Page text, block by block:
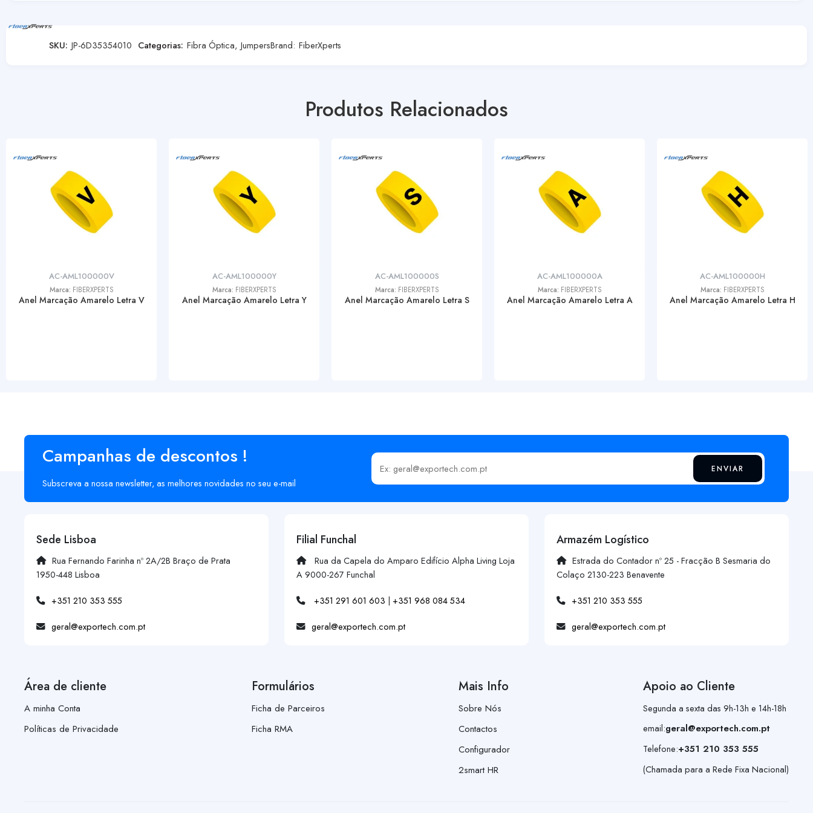
SKU: JP-6D35354010 Categorias: Fibra Óptica, JumpersBrand: FiberXperts
Produtos Relacionados
AC-AML100000V
Marca: FIBERXPERTS
Anel Marcação Amarelo Letra V
AC-AML100000Y
Marca: FIBERXPERTS
Anel Marcação Amarelo Letra Y
AC-AML100000S
Marca: FIBERXPERTS
Anel Marcação Amarelo Letra S
AC-AML100000A
Marca: FIBERXPERTS
Anel Marcação Amarelo Letra A
AC-AML100000H
Marca: FIBERXPERTS
Anel Marcação Amarelo Letra H
Campanhas de descontos !
Subscreva a nossa newsletter, as melhores novidades no seu e-mail
Insira o seu email ENVIAR
Sede Lisboa
Rua Fernando Farinha nº 2A/2B Braço de Prata
1950-448 Lisboa
+351 210 353 555
geral@exportech.com.pt
Filial Funchal
Rua da Capela do Amparo Edifício Alpha Living Loja
A 9000-267 Funchal
+351 291 601 603 | +351 968 084 534
geral@exportech.com.pt
Armazém Logístico
Estrada do Contador nº 25 - Fracção B Sesmaria do
Colaço 2130-223 Benavente
+351 210 353 555
geral@exportech.com.pt
Área de cliente
A minha Conta
Políticas de Privacidade
Formulários
Ficha de Parceiros
Ficha RMA
Mais Info
Sobre Nós
Contactos
Configurador
2smart HR
Apoio ao Cliente
Segunda a sexta das 9h-13h e 14h-18h
email:geral@exportech.com.pt
Telefone:+351 210 353 555
(Chamada para a Rede Fixa Nacional)